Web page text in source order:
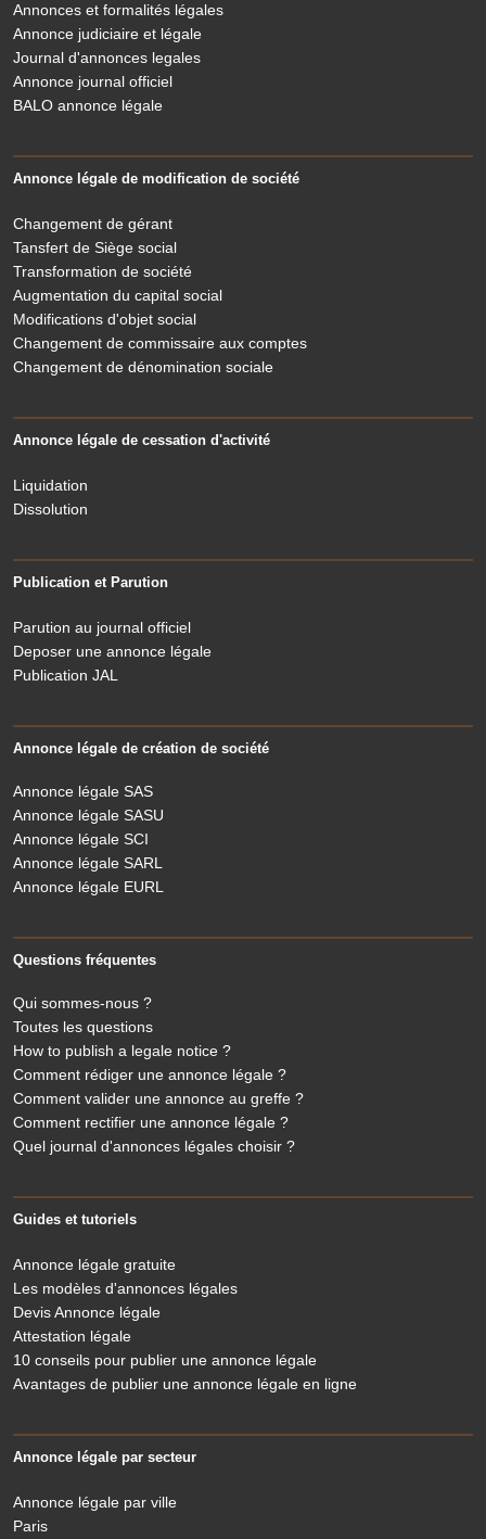
Annonces et formalités légales
Annonce judiciaire et légale
Journal d'annonces legales
Annonce journal officiel
BALO annonce légale
Annonce légale de modification de société
Changement de gérant
Tansfert de Siège social
Transformation de société
Augmentation du capital social
Modifications d'objet social
Changement de commissaire aux comptes
Changement de dénomination sociale
Annonce légale de cessation d'activité
Liquidation
Dissolution
Publication et Parution
Parution au journal officiel
Deposer une annonce légale
Publication JAL
Annonce légale de création de société
Annonce légale SAS
Annonce légale SASU
Annonce légale SCI
Annonce légale SARL
Annonce légale EURL
Questions fréquentes
Qui sommes-nous ?
Toutes les questions
How to publish a legale notice ?
Comment rédiger une annonce légale ?
Comment valider une annonce au greffe ?
Comment rectifier une annonce légale ?
Quel journal d'annonces légales choisir ?
Guides et tutoriels
Annonce légale gratuite
Les modèles d'annonces légales
Devis Annonce légale
Attestation légale
10 conseils pour publier une annonce légale
Avantages de publier une annonce légale en ligne
Annonce légale par secteur
Annonce légale par ville
Paris